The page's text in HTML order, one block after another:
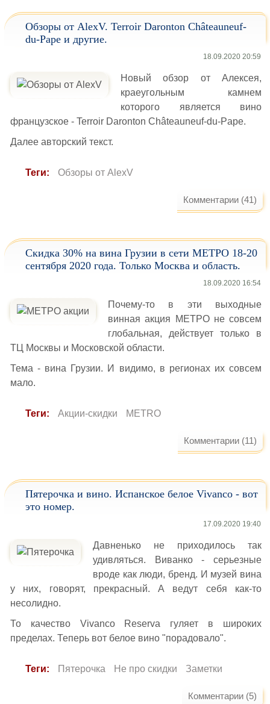
Обзоры от AlexV. Terroir Daronton Châteauneuf-
du-Pape и другие.
18.09.2020 20:59
Новый обзор от Алексея,
краеугольным камнем
которого является вино
французское - Terroir Daronton Châteauneuf-du-Pape.
Далее авторский текст.
Теги: Обзоры от AlexV
Комментарии (41)
Скидка 30% на вина Грузии в сети МЕТРО 18-20
сентября 2020 года. Только Москва и область.
18.09.2020 16:54
Почему-то в эти выходные
винная акция МЕТРО не совсем
глобальная, действует только в
ТЦ Москвы и Московской области.
Тема - вина Грузии. И видимо, в регионах их совсем
мало.
Теги: Акции-скидки METRO
Комментарии (11)
Пятерочка и вино. Испанское белое Vivanco - вот
это номер.
17.09.2020 19:40
Давненько не приходилось так
удивляться. Виванко - серьезные
вроде как люди, бренд. И музей вина
у них, говорят, прекрасный. А ведут себя как-то
несолидно.
То качество Vivanco Reserva гуляет в широких
пределах. Теперь вот белое вино "порадовало".
Теги: Пятерочка Не про скидки Заметки
Комментарии (5)